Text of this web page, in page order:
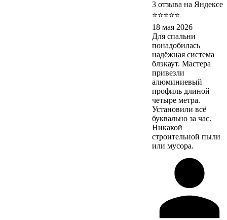
3 отзыва на Яндексе
⭐⭐⭐⭐⭐
18 мая 2026
Для спальни
понадобилась
надёжная система
блэкаут. Мастера
привезли
алюминиевый
профиль длиной
четыре метра.
Установили всё
буквально за час.
Никакой
строительной пыли
или мусора.